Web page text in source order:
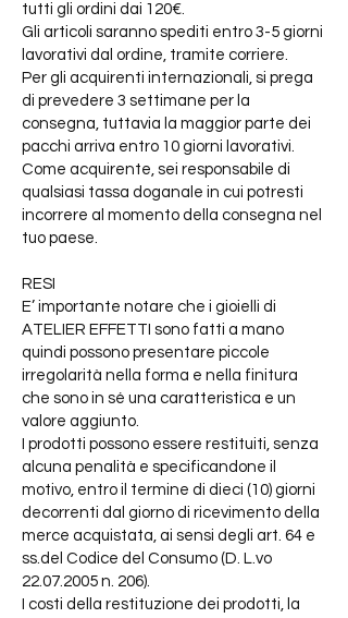
tutti gli ordini dai 120€.
Gli articoli saranno spediti entro 3-5 giorni
lavorativi dal ordine, tramite corriere.
Per gli acquirenti internazionali, si prega
di prevedere 3 settimane per la
consegna, tuttavia la maggior parte dei
pacchi arriva entro 10 giorni lavorativi.
Come acquirente, sei responsabile di
qualsiasi tassa doganale in cui potresti
incorrere al momento della consegna nel
tuo paese.
RESI
E’ importante notare che i gioielli di
ATELIER EFFETTI sono fatti a mano
quindi possono presentare piccole
irregolarità nella forma e nella finitura
che sono in sé una caratteristica e un
valore aggiunto.
I prodotti possono essere restituiti, senza
alcuna penalità e specificandone il
motivo, entro il termine di dieci (10) giorni
decorrenti dal giorno di ricevimento della
merce acquistata, ai sensi degli art. 64 e
ss.del Codice del Consumo (D. L.vo
22.07.2005 n. 206).
I costi della restituzione dei prodotti, la